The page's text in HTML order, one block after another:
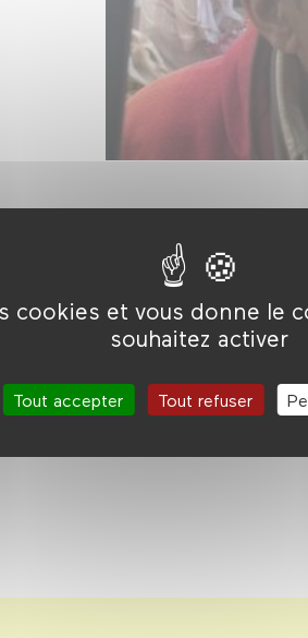
cookies et vous donne le
souhaitez activer
Tout accepter Tout refuser
la